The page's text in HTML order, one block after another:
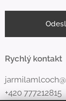
Rychlý kontakt
+420 777212815